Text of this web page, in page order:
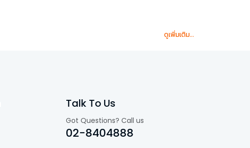
ดูเพิ่มเติม...
Talk To Us
Got Questions? Call us
02-8404888